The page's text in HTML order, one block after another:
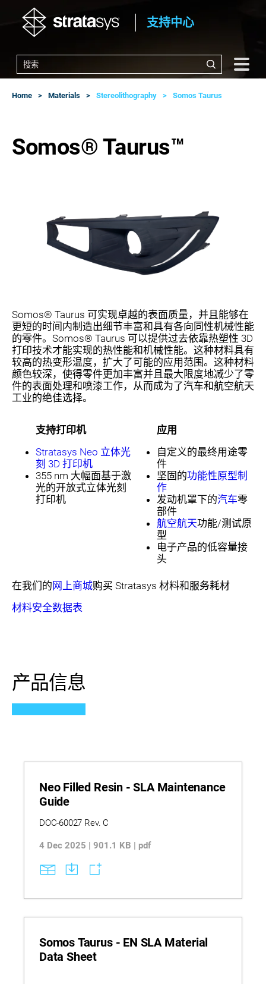
支持中心
Home Materials Stereolithography Somos Taurus
Somos® Taurus™
Somos® Taurus 可实现卓越的表面质量，并且能够在
更短的时间内制造出细节丰富和具有各向同性机械性能
的零件。Somos® Taurus 可以提供过去依靠热塑性 3D
打印技术才能实现的热性能和机械性能。这种材料具有
较高的热变形温度，扩大了可能的应用范围。这种材料
颜色较深，使得零件更加丰富并且最大限度地减少了零
件的表面处理和喷漆工作，从而成为了汽车和航空航天
工业的绝佳选择。
支持打印机
Stratasys Neo 立体光
刻 3D 打印机
355 nm 大幅面基于激
光的开放式立体光刻
打印机
应用
自定义的最终用途零
件
坚固的功能性原型制
作
发动机罩下的汽车零
部件
航空航天功能/测试原
型
电子产品的低容量接
头
在我们的 网上商城购买 Stratasys 材料和服务耗材
材料安全数据表
产品信息
Neo Filled Resin - SLA Maintenance
Guide
DOC-60027 Rev. C
4 Dec 2025 | 901.1 KB | pdf
Somos Taurus - EN SLA Material
Data Sheet